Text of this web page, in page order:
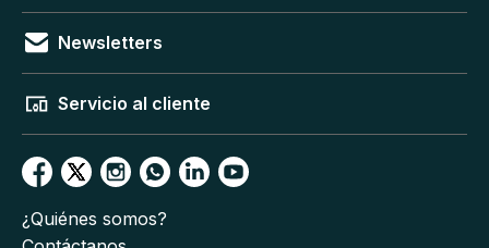
Newsletters
Servicio al cliente
¿Quiénes somos?